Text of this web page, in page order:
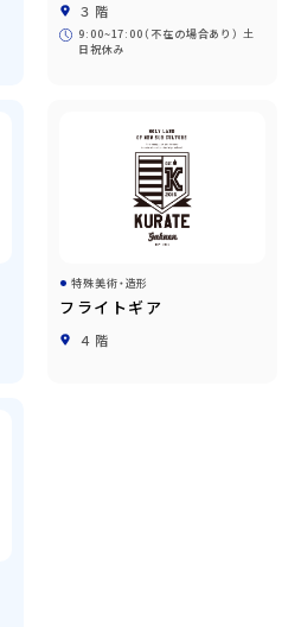
３階
9:00~17:00（不在の場合あり） 土
日祝休み
特殊美術・造形
フライトギア
４階